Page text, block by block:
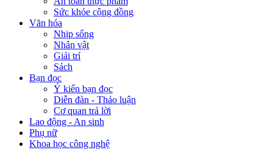
Sức khỏe cộng đồng
Văn hóa
Nhịp sống
Nhân vật
Giải trí
Sách
Bạn đọc
Ý kiến bạn đọc
Diễn đàn - Thảo luận
Cơ quan trả lời
Lao động - An sinh
Phụ nữ
Khoa học công nghệ